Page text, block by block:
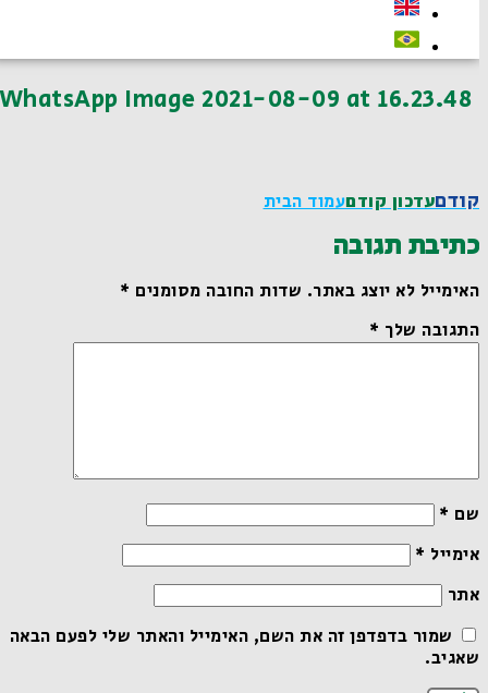
WhatsApp Image 2021-08-09 at 16.23.48
קודםעדכון קודםעמוד הבית
כתיבת תגובה
האימייל לא יוצג באתר.שדות החובה מסומנים*
התגובה שלך*
שם*
אימייל*
אתר
שמור בדפדפן זה את השם, האימייל והאתר שלי לפעם הבאה
שאגיב.